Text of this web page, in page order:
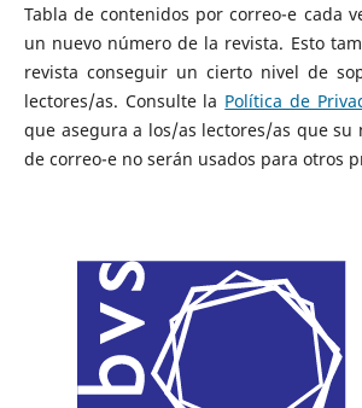
Tabla de contenidos por correo-e cada
un nuevo número de la revista. Esto
revista conseguir un cierto nivel de
lectores/as. Consulte la Política de
que asegura a los/as lectores/as que su
de correo-e no serán usados para otros